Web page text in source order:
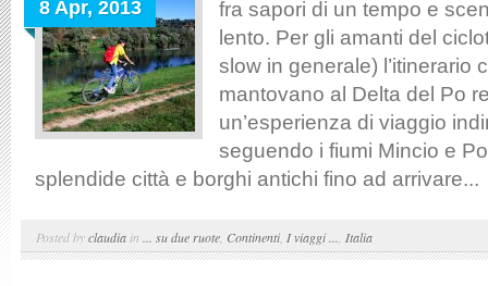
8 Apr, 2013
fra sapori di un tempo e
lento. Per gli amanti del
slow in generale) l’itinerario
mantovano al Delta del Po
un’esperienza di viaggio
seguendo i fiumi Mincio e
splendide città e borghi antichi fino ad arrivare...
Posted byclaudia in ... su due ruote Continenti, I viaggi ... Italia